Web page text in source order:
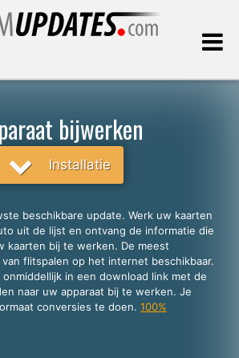
bijwerken
Installatie
beschikbare update. Werk uw kaarten
uit de lijst en ontvang de informatie die
kaarten bij te werken. De meest
flitspalen op het internet beschikbaar.
in een download link met de
naar uw apparaat bij te werken. Je
conversies te doen. 100%